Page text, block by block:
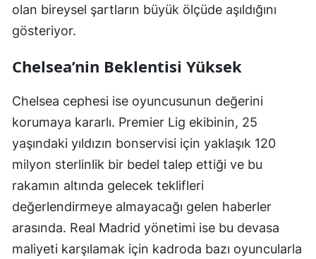
olan bireysel şartların büyük ölçüde aşıldığını
gösteriyor.
Chelsea’nin Beklentisi Yüksek
Chelsea cephesi ise oyuncusunun değerini
korumaya kararlı. Premier Lig ekibinin, 25
yaşındaki yıldızın bonservisi için yaklaşık 120
milyon sterlinlik bir bedel talep ettiği ve bu
rakamın altında gelecek teklifleri
değerlendirmeye almayacağı gelen haberler
arasında. Real Madrid yönetimi ise bu devasa
maliyeti karşılamak için kadroda bazı oyuncularla